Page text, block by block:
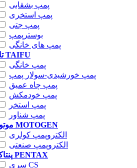
پمپ بشقابی
پمپ استخری
پمپ جتی
بوسترپمپ
پمپ های خانگی
تایفو TAIFU
پمپ خانگی
پمپ خورشیدی-سولار پمپ
پمپ چاه عمیق
پمپ خودمکش
پمپ استخر
پمپ شناور
موتوژن MOTOGEN
الکتروپمپ کولری
الکتروپمپ صنعتی
پنتاکس PENTAX
سری CS